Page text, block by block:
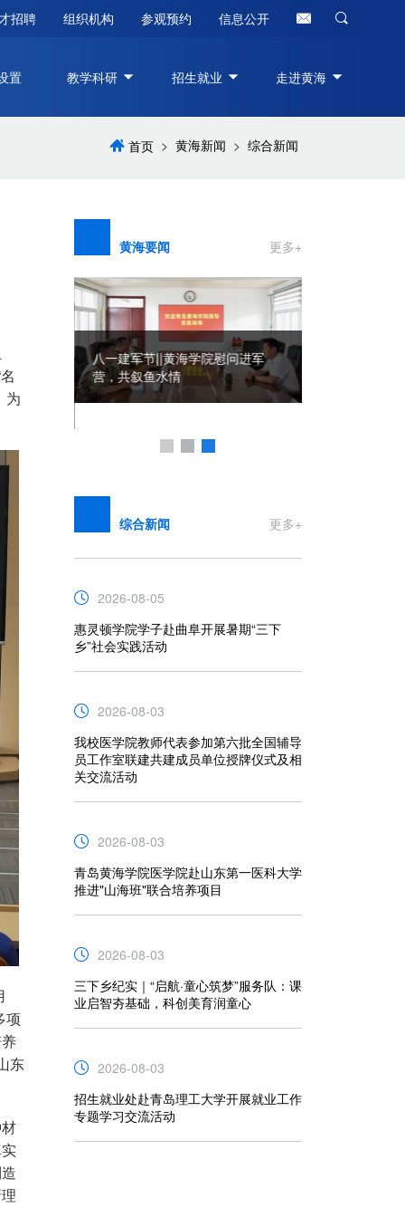
招聘 组织机构 参观预约 信息公开
置 教学科研 招生就业 走进黄海
首页 > 黄海新闻 > 综合新闻
为
项
东
黄海要闻 更多+
教师
八一建军节||黄海学院慰问进军
营，共叙鱼水情
综合新闻 更多+
2026-08-05
惠灵顿学院学子赴曲阜开展暑期“三下
乡”社会实践活动
2026-08-03
我校医学院教师代表参加第六批全国辅导
员工作室联建共建成员单位授牌仪式及相
关交流活动
2026-08-03
青岛黄海学院医学院赴山东第一医科大学
推进"山海班"联合培养项目
2026-08-03
三下乡纪实｜“启航·童心筑梦”服务队：课
业启智夯基础，科创美育润童心
2026-08-03
招生就业处赴青岛理工大学开展就业工作
专题学习交流活动